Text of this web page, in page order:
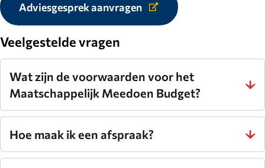
Adviesgesprek aanvragen
Link
website.
Veelgestelde vragen
Wat zijn de voorwaarden voor het
Maatschappelijk Meedoen Budget?
Hoe maak ik een afspraak?